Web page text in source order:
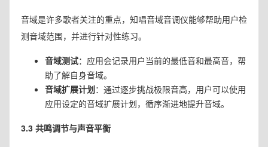
音域是许多歌者关注的重点，知唱音域音调仪能够帮助用户检
测音域范围，并进行针对性练习。
音域测试：应用会记录用户当前的最低音和最高音，帮
助了解自身音域。
音域扩展计划：通过逐步挑战极限音高，用户可以使用
应用设定的音域扩展计划，循序渐进地提升音域。
3.3 共鸣调节与声音平衡